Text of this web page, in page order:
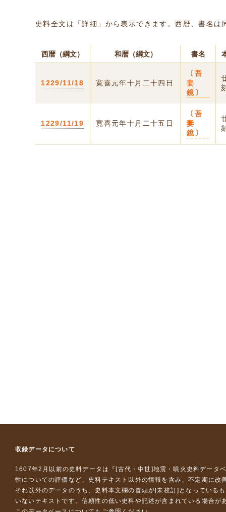
史料全文は「詳細」から表示できます。西暦、書名
西暦（綱文） 和暦（綱文） 書名
1229/11/18 寛喜元年十月二十四日
〔吾
妻
鏡〕
1229/11/19 寛喜元年十月二十五日
〔吾
妻
鏡〕
収録データについて
1607年2月以前の史料データは『 [古代・中世]地震・噴火史料データ
性についての評価など、史料テキスト以外の情報を含み、不定期に改
それ以外のデータのうち、史料本文欄の冒頭が[未校訂]となっている
いないテキストです。信頼性の低い史料や記述が含まれている場合が